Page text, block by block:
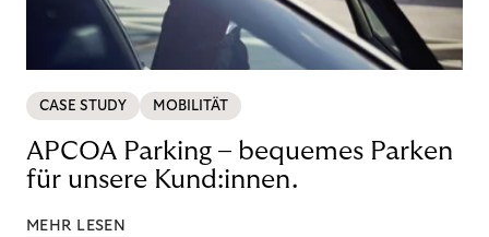
CASE STUDY MOBILITÄT
APCOA Parking – bequemes Parken
für unsere Kund:innen.
MEHR LESEN